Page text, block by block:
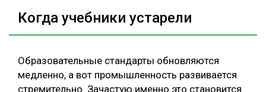
Когда учебники устарели
Образовательные стандарты обновляются
медленно, а вот промышленность развивается
стремительно. Зачастую именно это становится